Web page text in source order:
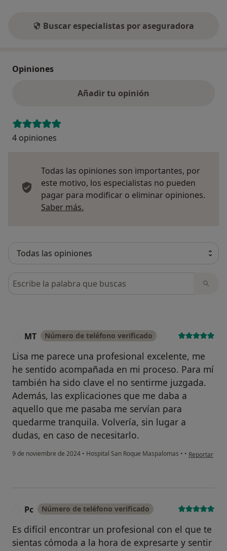
Buscar especialistas por aseguradora
Opiniones
Añadir tu opinión
4 opiniones
Todas las opiniones son importantes, por
este motivo, los especialistas no pueden
pagar para modificar o eliminar opiniones.
Saber más.
Busca en opiniones
MT Número de teléfono verificado
Lisa me parece una profesional excelente, me
he sentido acompañada en mi proceso. Para mí
también ha sido clave el no sentirme juzgada.
Además, las explicaciones que me daba a
aquello que me pasaba me servían para
quedarme tranquila. Volvería, sin lugar a
dudas, en caso de necesitarlo.
9 de noviembre de 2024 • Hospital San Roque Maspalomas • • en opinión
Reportar
Pc Número de teléfono verificado
Es difícil encontrar un profesional con el que te
sientas cómoda a la hora de expresarte y sentir